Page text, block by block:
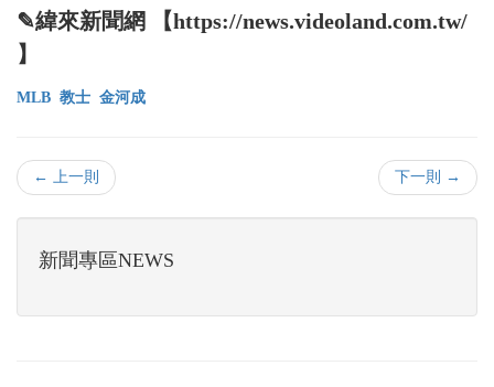
✎緯來新聞網 【https://news.videoland.com.tw/
】
MLB 教士 金河成
← 上一則 下一則 →
新聞專區NEWS